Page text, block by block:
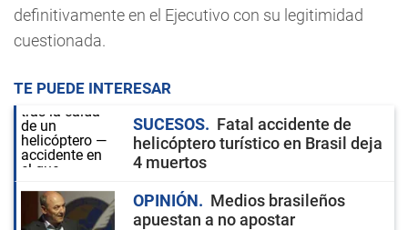
definitivamente en el Ejecutivo con su legitimidad
cuestionada.
TE PUEDE INTERESAR
SUCESOS
Fatal accidente de
helicóptero turístico en Brasil deja
4 muertos
OPINIÓN
Medios brasileños
apuestan a no apostar